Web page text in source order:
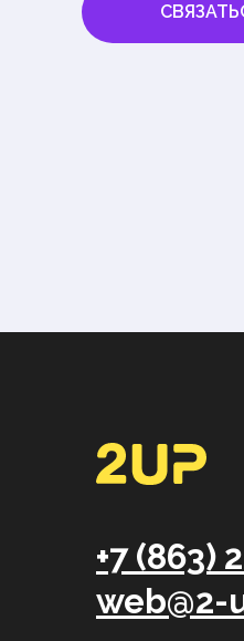
+7 (863)
web@2-